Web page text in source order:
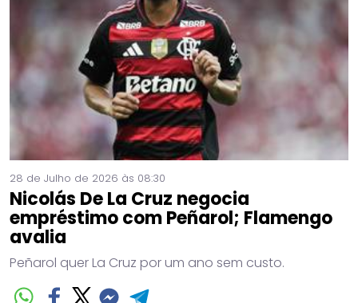
28 de Julho de 2026 às 08:30
Nicolás De La Cruz negocia
empréstimo com Peñarol; Flamengo
avalia
Peñarol quer La Cruz por um ano sem custo.